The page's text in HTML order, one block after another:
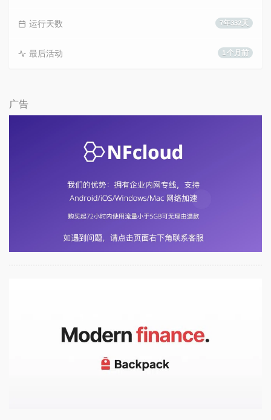
7年332天
运行天数
1 个月前
最后活动
广告